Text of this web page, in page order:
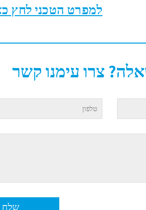
למפרט הטכני לחץ
צרו עימנו קשר